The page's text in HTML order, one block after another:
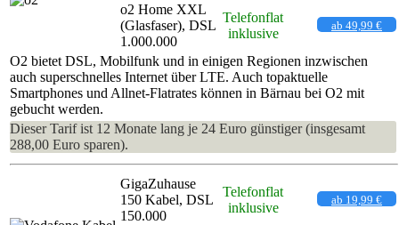
o2 Home XXL
(Glasfaser), DSL
1.000.000
Telefonflat
inklusive
ab 49,99 €
O2 bietet DSL, Mobilfunk und in einigen Regionen inzwischen
auch superschnelles Internet über LTE. Auch topaktuelle
Smartphones und Allnet-Flatrates können in Bärnau bei O2 mit
gebucht werden.
Dieser Tarif ist 12 Monate lang je 24 Euro günstiger (insgesamt
288,00 Euro sparen).
GigaZuhause
150 Kabel, DSL
150.000
Telefonflat
inklusive
ab 19,99 €